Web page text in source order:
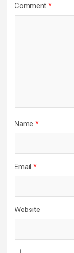
Comment *
Name *
Email *
Website